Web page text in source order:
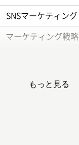
SNSマーケティング
マーケティング戦略
もっと見る